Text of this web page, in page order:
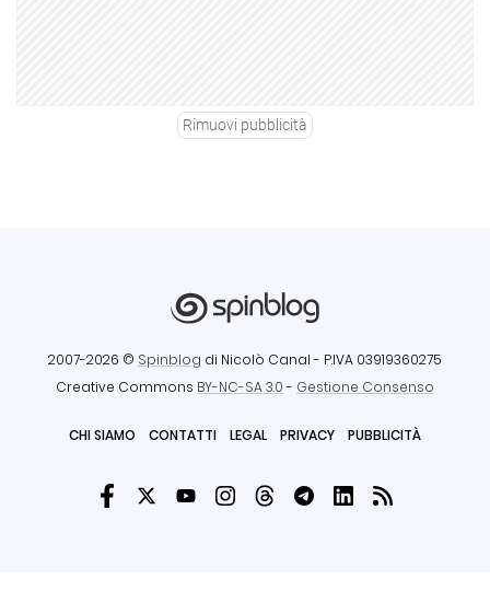
Rimuovi pubblicità
2007-2026 © Spinblog di Nicolò Canal - P.IVA 03919360275
Creative Commons BY-NC-SA 3.0- Gestione Consenso
CHI SIAMO CONTATTI LEGAL PRIVACY PUBBLICITÀ